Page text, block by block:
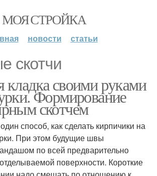
МОЯ СТРОЙКА
новости статьи
скотчи
кладка своими руками
Формирование
скотчем
способ, как сделать кирпичики на
При этом будущие швы
по всей предварительно
поверхности. Короткие